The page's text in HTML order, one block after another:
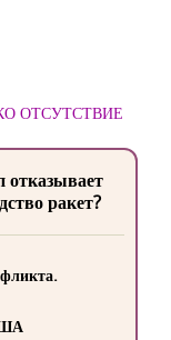
ОТСУТСТВИЕ
ракет?